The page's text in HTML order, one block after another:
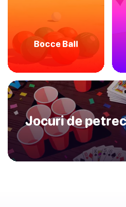
Bocce Ball
Jocuri de